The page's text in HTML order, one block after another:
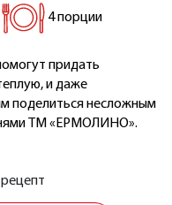
4 порции
придать
и даже
поделиться несложным
ТМ «ЕРМОЛИНО».